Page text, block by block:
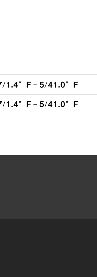
1.4°F - 5/41.0°F
1.4°F - 5/41.0°F